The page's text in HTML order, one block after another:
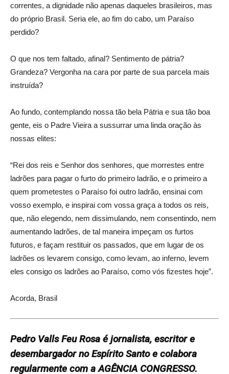
correntes, a dignidade não apenas daqueles brasileiros, mas
do próprio Brasil. Seria ele, ao fim do cabo, um Paraíso
perdido?
O que nos tem faltado, afinal? Sentimento de pátria?
Grandeza? Vergonha na cara por parte de sua parcela mais
instruída?
Ao fundo, contemplando nossa tão bela Pátria e sua tão boa
gente, eis o Padre Vieira a sussurrar uma linda oração às
nossas elites:
“Rei dos reis e Senhor dos senhores, que morrestes entre
ladrões para pagar o furto do primeiro ladrão, e o primeiro a
quem prometestes o Paraíso foi outro ladrão, ensinai com
vosso exemplo, e inspirai com vossa graça a todos os reis,
que, não elegendo, nem dissimulando, nem consentindo, nem
aumentando ladrões, de tal maneira impeçam os furtos
futuros, e façam restituir os passados, que em lugar de os
ladrões os levarem consigo, como levam, ao inferno, levem
eles consigo os ladrões ao Paraíso, como vós fizestes hoje”.
Acorda, Brasil
Pedro Valls Feu Rosa é jornalista, escritor e
desembargador no Espírito Santo e colabora
regularmente com a AGÊNCIA CONGRESSO.